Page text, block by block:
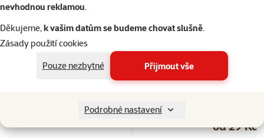
nevhodnou reklamou.
Děkujeme,k vašim datům se budeme chovat slušně.
Zásady použití cookies
Pouze nezbytné
Přijmout vše
Podrobné nastavení
Konzerva
kuřecí s
Cena
od 29 Kč